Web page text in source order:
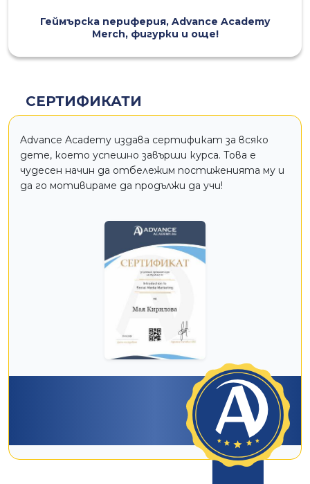
Геймърска периферия, Advance Academy
Merch, фигурки и още!
СЕРТИФИКАТИ
Advance Academy издава сертификат за всяко
дете, което успешно завърши курса. Това е
чудесен начин да отбележим постиженията му и
да го мотивираме да продължи да учи!